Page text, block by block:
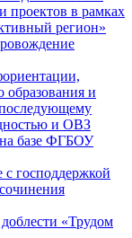
проектов в рамках
регион»
образования и
и ОВЗ
базе ФГБОУ
с господдержкой
«Трудом